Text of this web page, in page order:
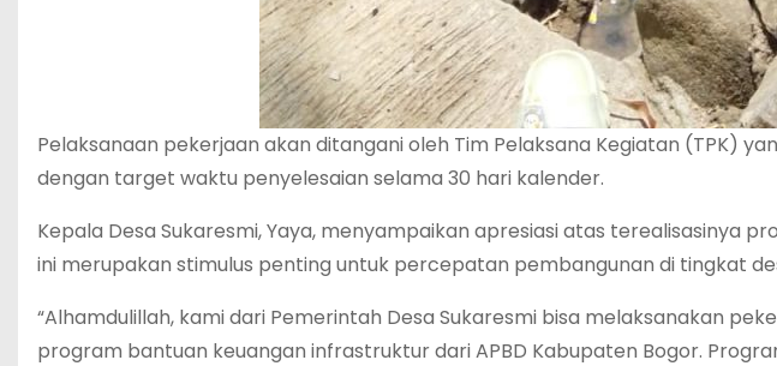
Pelaksanaan pekerjaan akan ditangani oleh Tim Pelaksana Kegiatan (TPK)
dengan target waktu penyelesaian selama 30 hari kalender.
Kepala Desa Sukaresmi, Yaya, menyampaikan apresiasi atas terealisasinya
ini merupakan stimulus penting untuk percepatan pembangunan di tingkat
“Alhamdulillah, kami dari Pemerintah Desa Sukaresmi bisa melaksanakan
program bantuan keuangan infrastruktur dari APBD Kabupaten Bogor.